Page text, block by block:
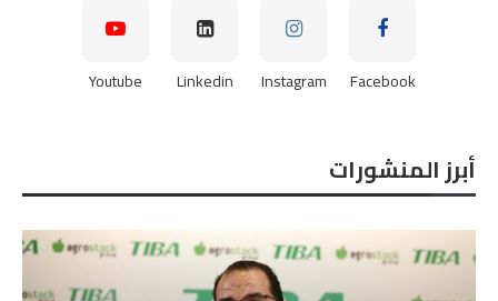
Facebook
Instagram
Linkedin
Youtube
أبرز المنشورات